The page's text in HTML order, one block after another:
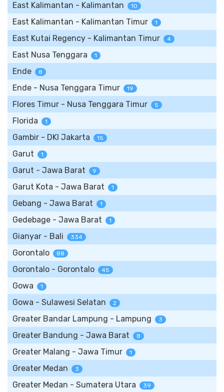
East Kalimantan - Kalimantan 10
East Kalimantan - Kalimantan Timur 1
East Kutai Regency - Kalimantan Timur 4
East Nusa Tenggara 1
Ende 8
Ende - Nusa Tenggara Timur 19
Flores Timur - Nusa Tenggara Timur 5
Florida 1
Gambir - DKI Jakarta 15
Garut 1
Garut - Jawa Barat 9
Garut Kota - Jawa Barat 1
Gebang - Jawa Barat 1
Gedebage - Jawa Barat 1
Gianyar - Bali 334
Gorontalo 88
Gorontalo - Gorontalo 45
Gowa 1
Gowa - Sulawesi Selatan 2
Greater Bandar Lampung - Lampung 3
Greater Bandung - Jawa Barat 8
Greater Malang - Jawa Timur 1
Greater Medan 3
Greater Medan - Sumatera Utara 39